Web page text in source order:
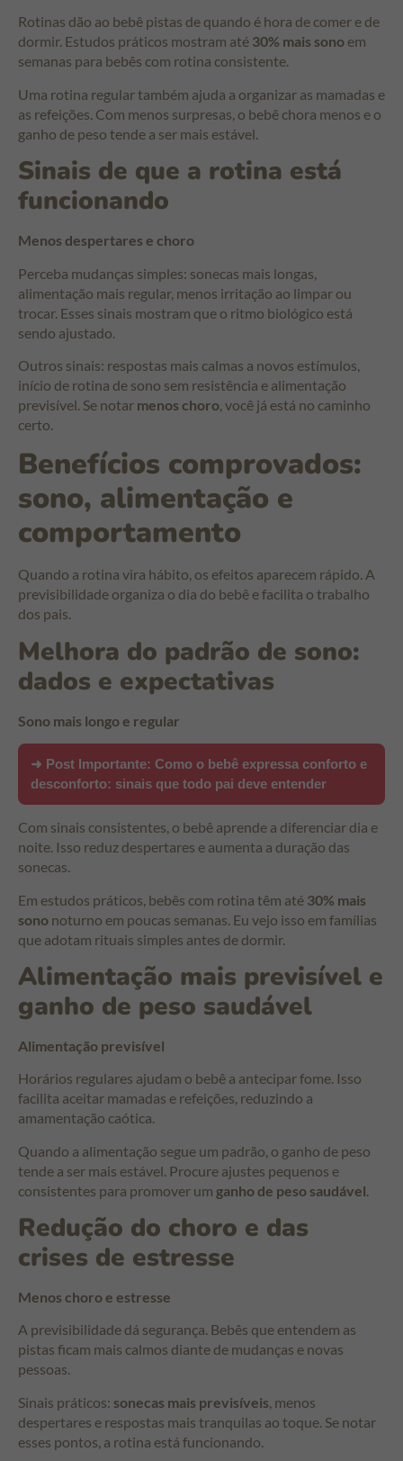
Rotinas dão ao bebê pistas de quando é hora de comer e de
dormir. Estudos práticos mostram até 30% mais sono em
semanas para bebês com rotina consistente.
Uma rotina regular também ajuda a organizar as mamadas e
as refeições. Com menos surpresas, o bebê chora menos e o
ganho de peso tende a ser mais estável.
Sinais de que a rotina está
funcionando
Menos despertares e choro
Perceba mudanças simples: sonecas mais longas,
alimentação mais regular, menos irritação ao limpar ou
trocar. Esses sinais mostram que o ritmo biológico está
sendo ajustado.
Outros sinais: respostas mais calmas a novos estímulos,
início de rotina de sono sem resistência e alimentação
previsível. Se notar menos choro, você já está no caminho
certo.
Benefícios comprovados:
sono, alimentação e
comportamento
Quando a rotina vira hábito, os efeitos aparecem rápido. A
previsibilidade organiza o dia do bebê e facilita o trabalho
dos pais.
Melhora do padrão de sono:
dados e expectativas
Sono mais longo e regular
➜ Post Importante: Como o bebê expressa conforto e
desconforto: sinais que todo pai deve entender
Com sinais consistentes, o bebê aprende a diferenciar dia e
noite. Isso reduz despertares e aumenta a duração das
sonecas.
Em estudos práticos, bebês com rotina têm até 30% mais
sono noturno em poucas semanas. Eu vejo isso em famílias
que adotam rituais simples antes de dormir.
Alimentação mais previsível e
ganho de peso saudável
Alimentação previsível
Horários regulares ajudam o bebê a antecipar fome. Isso
facilita aceitar mamadas e refeições, reduzindo a
amamentação caótica.
Quando a alimentação segue um padrão, o ganho de peso
tende a ser mais estável. Procure ajustes pequenos e
consistentes para promover um ganho de peso saudável
Redução do choro e das
crises de estresse
Menos choro e estresse
A previsibilidade dá segurança. Bebês que entendem as
pistas ficam mais calmos diante de mudanças e novas
pessoas.
Sinais práticos: sonecas mais previsíveis, menos
despertares e respostas mais tranquilas ao toque. Se notar
esses pontos, a rotina está funcionando.